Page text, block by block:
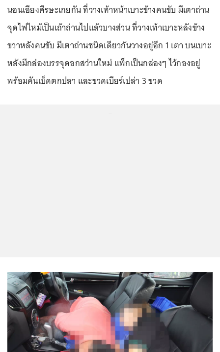
นอนเอียงศีรษะเกยกัน ที่วางเท้าหน้าเบาะข้างคนขับ มีเตาถ่าน
จุดไฟไหม้เป็นเถ้าถ่านไปแล้วบางส่วน ที่วางเท้าเบาะหลังข้าง
ขวาหลังคนขับ มีเตาถ่านชนิดเดียวกันวางอยู่อีก 1 เตา บนเบาะ
หลังมีกล่องบรรจุดอกสว่านใหม่ แพ็กเป็นกล่องๆ ไว้กองอยู่
พร้อมคันเบ็ดตกปลา และขวดเบียร์เปล่า 3 ขวด